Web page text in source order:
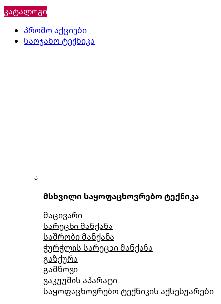
კატალოგი
პრომო აქციები
საოჯახო ტექნიკა
მსხვილი საყოფაცხოვრებო ტექნიკა
მაცივარი
სარეცხი მანქანა
საშრობი მანქანა
ჭურჭლის სარეცხი მანქანა
გაზქურა
გამწოვი
ვაკუუმის აპარატი
საყოფაცხოვრებო ტექნიკის აქსესუარები